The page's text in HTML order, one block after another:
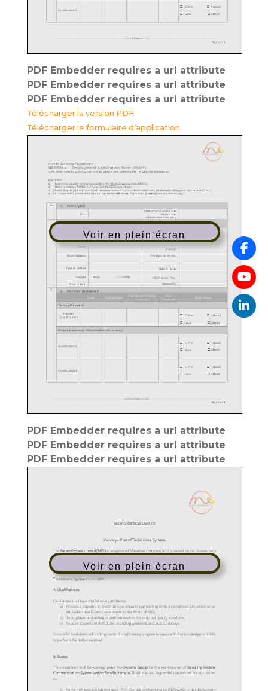
PDF Embedder requires a url attribute
PDF Embedder requires a url attribute
PDF Embedder requires a url attribute
Télécharger la version PDF
Télécharger le formulaire d’application
Voir en plein écran
PDF Embedder requires a url attribute
PDF Embedder requires a url attribute
PDF Embedder requires a url attribute
Voir en plein écran